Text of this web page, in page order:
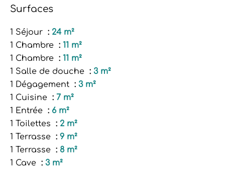
Surfaces
1 Séjour
24 m²
1 Chambre
11 m²
1 Chambre
11 m²
1 Salle de douche
3 m²
1 Dégagement
3 m²
1 Cuisine
7 m²
1 Entrée
6 m²
1 Toilettes
2 m²
1 Terrasse
9 m²
1 Terrasse
8 m²
1 Cave
3 m²